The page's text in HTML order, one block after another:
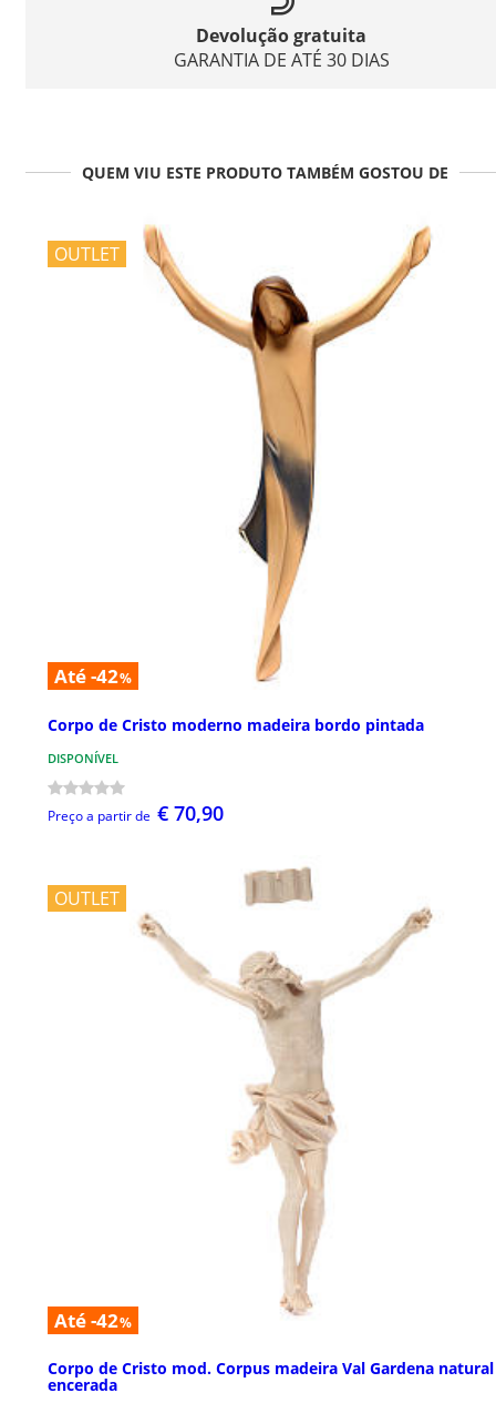
Devolução gratuita
GARANTIA DE ATÉ 30 DIAS
QUEM VIU ESTE PRODUTO TAMBÉM GOSTOU DE
OUTLET
Até -42%
Corpo de Cristo moderno madeira bordo pintada
DISPONÍVEL
Preço a partir de € 70,90
OUTLET
Até -42%
Corpo de Cristo mod. Corpus madeira Val Gardena natural
encerada